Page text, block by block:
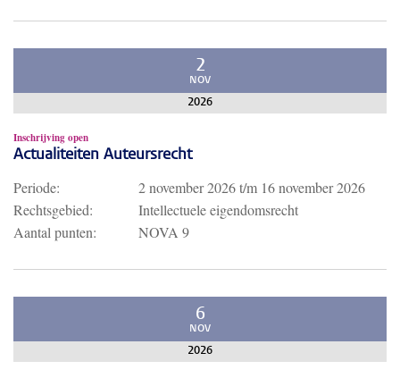
2
NOV
2026
Inschrijving open
Actualiteiten Auteursrecht
Periode: 2 november 2026t/m 16 november 2026
Rechtsgebied:
Intellectuele eigendomsrecht
Aantal punten:
NOVA 9
6
NOV
2026